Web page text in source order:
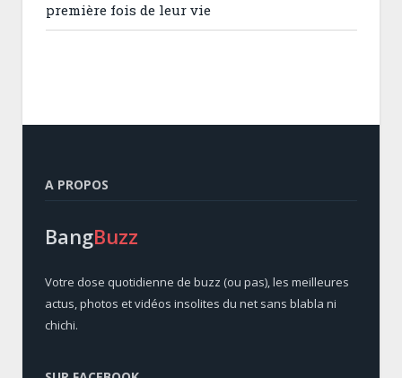
première fois de leur vie
A PROPOS
BangBuzz
Votre dose quotidienne de buzz (ou pas), les meilleures
actus, photos et vidéos insolites du net sans blabla ni
chichi.